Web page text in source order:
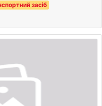
засіб